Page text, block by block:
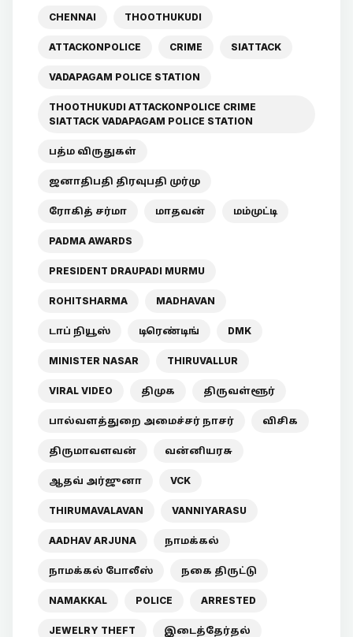
CHENNAI THOOTHUKUDI
ATTACKONPOLICE CRIME SIATTACK
VADAPAGAM POLICE STATION
THOOTHUKUDI ATTACKONPOLICE CRIME
SIATTACK VADAPAGAM POLICE STATION
பத்ம விருதுகள்
ஜனாதிபதி திரவுபதி முர்மு
ரோகித் சர்மா மாதவன் மம்முட்டி
PADMA AWARDS
PRESIDENT DRAUPADI MURMU
ROHITSHARMA MADHAVAN
டாப் நியூஸ் டிரெண்டிங் DMK
MINISTER NASAR THIRUVALLUR
VIRAL VIDEO திமுக திருவள்ளூர்
பால்வளத்துறை அமைச்சர் நாசர் விசிக
திருமாவளவன் வன்னியரசு
ஆதவ் அர்ஜுனா VCK
THIRUMAVALAVAN VANNIYARASU
AADHAV ARJUNA நாமக்கல்
நாமக்கல் போலீஸ் நகை திருட்டு
NAMAKKAL POLICE ARRESTED
JEWELRY THEFT இடைத்தேர்தல்